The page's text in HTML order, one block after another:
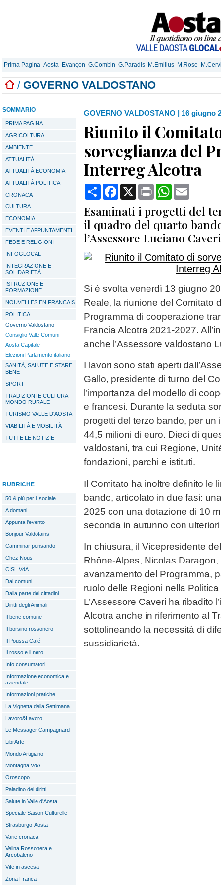
Prima Pagina Aosta Evançon G.Combin G.Paradis M.Emilius M.Rose
/ GOVERNO VALDOSTANO
SOMMARIO
PRIMA PAGINA
AGRICOLTURA
AMBIENTE
ATTUALITÀ
ATTUALITÀ ECONOMIA
ATTUALITÀ POLITICA
CRONACA
CULTURA
ECONOMIA
EVENTI E APPUNTAMENTI
FEDE E RELIGIONI
INFOGLOCAL
INTEGRAZIONE E
SOLIDARIETÀ
ISTRUZIONE E
FORMAZIONE
NOUVELLES EN FRANCAIS
POLITICA
Governo Valdostano
Consiglio Valle Comuni
Aosta Capitale
Elezioni Parlamento italiano
SANITÀ, SALUTE E STARE
BENE
SPORT
TRADIZIONI E CULTURA
MONDO RURALE
TURISMO VALLE D'AOSTA
VIABILITÀ E MOBILITÀ
TUTTE LE NOTIZIE
RUBRICHE
50 & più per il sociale
A domani
Appunta l'evento
Bonjour Valdotains
Camminar pensando
Chez Nous
CISL VdA
Dai comuni
Dalla parte dei cittadini
Diritti degli Animali
Il bene comune
Il borsino rossonero
Il Poussa Café
Il rosso e il nero
Info consumatori
Informazione economica e
aziendale
Informazioni pratiche
La Vignetta della Settimana
Lavoro&Lavoro
Le Messager Campagnard
LibrArte
Mondo Artigiano
Montagna VdA
Oroscopo
Paladino dei diritti
Salute in Valle d'Aosta
Speciale Saison Culturelle
Strasburgo-Aosta
Varie cronaca
Velina Rossonera e
Arcobaleno
Vite in ascesa
Zona Franca
GOVERNO VALDOSTANO | 16 giugno
Riunito il
sorveglianza del
Interreg Alcotra
CondividiFacebook
X Print WhatsApp
Esaminati i progetti del
il quadro del quarto
l’Assessore Luciano Caveri
Si è svolta venerdì 13 giugno
Reale, la riunione del Comitato
Programma di cooperazione
Francia Alcotra 2021-2027.
anche l’Assessore valdostano
I lavori sono stati aperti
Gallo, presidente di turno del
l’importanza del modello di
e francesi. Durante la seduta
progetti del terzo bando, per un
44,5 milioni di euro. Dieci di
valdostani, tra cui Regione,
fondazioni, parchi e istituti.
Il Comitato ha inoltre definito le
bando, articolato in due fasi:
2025 con una dotazione di 10
seconda in autunno con
In chiusura, il Vicepresidente
Rhône-Alpes, Nicolas
avanzamento del Programma,
ruolo delle Regioni nella
L’Assessore Caveri ha ribadito
Alcotra anche in riferimento al
sottolineando la necessità di
sussidiarietà.